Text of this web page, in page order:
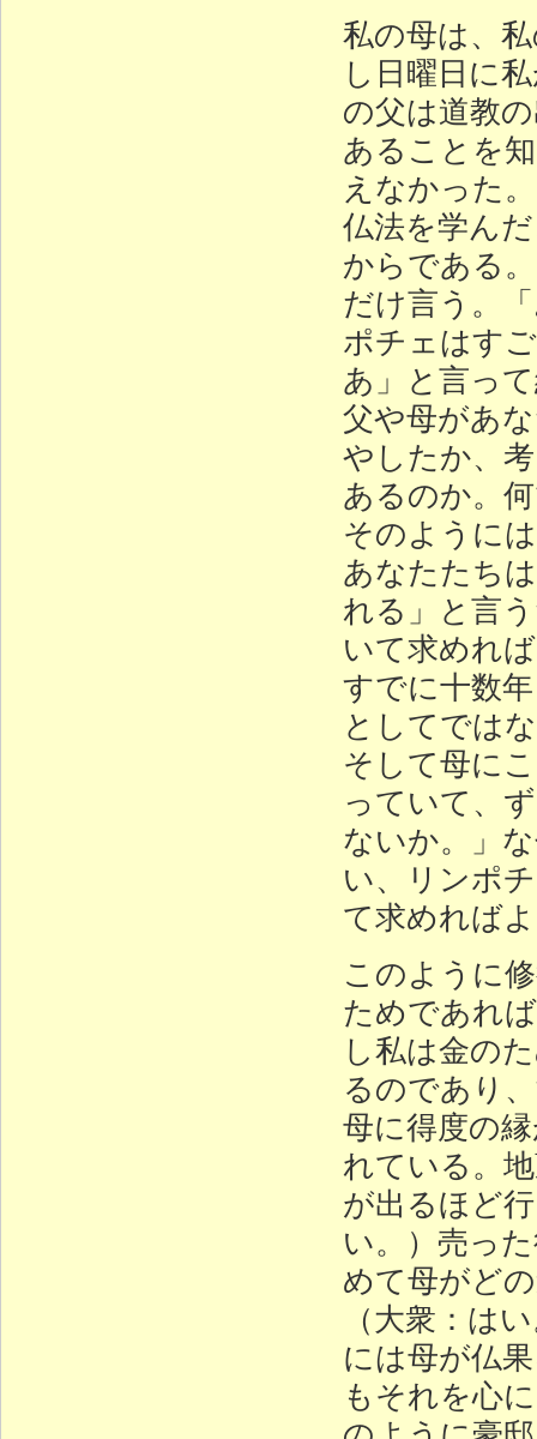
私の母は、
し日曜日に
の父は道教
あることを
えなかった
仏法を学ん
からである
だけ言う。
ポチェはす
あ」と言っ
父や母があ
やしたか、
あるのか。
そのように
あなたたち
れる」と言
いて求めれ
すでに十数
としてでは
そして母に
っていて、
ないか。」
い、リンポ
て求めれば
このように
ためであれ
し私は金の
るのであり
母に得度の
れている。
が出るほど
い。）売っ
めて母がど
（大衆：は
には母が仏
もそれを心